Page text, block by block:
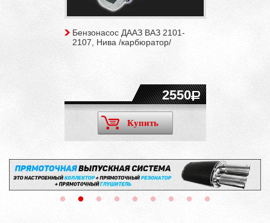
Бензонасос ДААЗ ВАЗ 2101-
2107, Нива /карбюратор/
2550
Купить